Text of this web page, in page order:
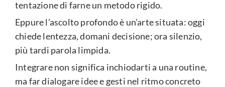
tentazione di farne un metodo rigido.
Eppure l’ascolto profondo è un’arte situata: oggi
chiede lentezza, domani decisione; ora silenzio,
più tardi parola limpida.
Integrare non significa inchiodarti a una routine,
ma far dialogare idee e gesti nel ritmo concreto